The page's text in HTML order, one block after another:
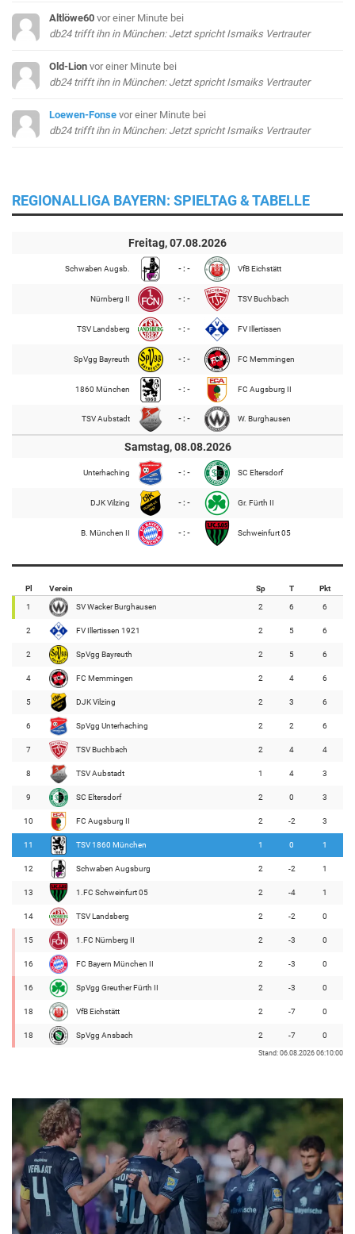
Altlöwe60 vor einer Minute bei
db24 trifft ihn in München: Jetzt spricht Ismaiks Vertrauter
Old-Lion vor einer Minute bei
db24 trifft ihn in München: Jetzt spricht Ismaiks Vertrauter
Loewen-Fonse vor einer Minute bei
db24 trifft ihn in München: Jetzt spricht Ismaiks Vertrauter
REGIONALLIGA BAYERN: SPIELTAG & TABELLE
Freitag, 07.08.2026
Schwaben Augsb. - : - VfB Eichstätt
Nürnberg II - : - TSV Buchbach
TSV Landsberg - : - FV Illertissen
SpVgg Bayreuth - : - FC Memmingen
1860 München - : - FC Augsburg II
TSV Aubstadt - : - W. Burghausen
Samstag, 08.08.2026
Unterhaching - : - SC Eltersdorf
DJK Vilzing - : - Gr. Fürth II
B. München II - : - Schweinfurt 05
Pl Verein Sp T Pkt
1 SV Wacker Burghausen 2 6 6
2 FV Illertissen 1921 2 5 6
2 SpVgg Bayreuth 2 5 6
4 FC Memmingen 2 4 6
5 DJK Vilzing 2 3 6
6 SpVgg Unterhaching 2 2 6
7 TSV Buchbach 2 4 4
8 TSV Aubstadt 1 4 3
9 SC Eltersdorf 2 0 3
10 FC Augsburg II 2 -2 3
11 TSV 1860 München 1 0 1
12 Schwaben Augsburg 2 -2 1
13 1.FC Schweinfurt 05 2 -4 1
14 TSV Landsberg 2 -2 0
15 1.FC Nürnberg II 2 -3 0
16 FC Bayern München II 2 -3 0
16 SpVgg Greuther Fürth II 2 -3 0
18 VfB Eichstätt 2 -7 0
18 SpVgg Ansbach 2 -7 0
Stand: 06.08.2026 06:10:00